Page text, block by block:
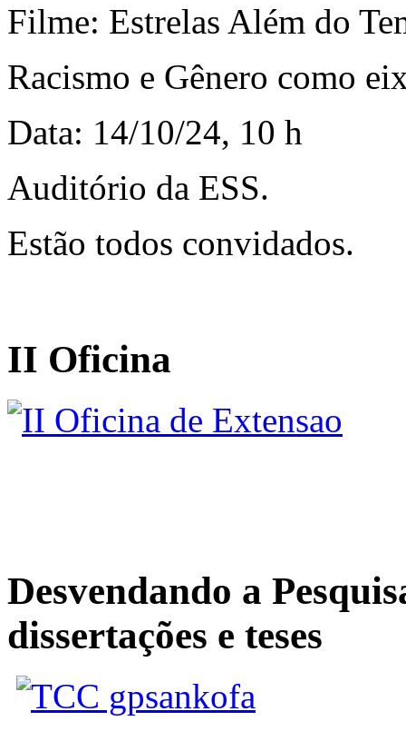
Filme: Estrelas Além do
Racismo e Gênero como
Data: 14/10/24, 10 h
Auditório da ESS.
Estão todos convidados.
II Oficina
Desvendando a
dissertações e teses